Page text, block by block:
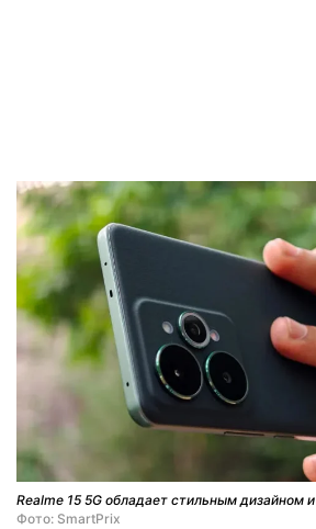
Realme 15 5G обладает стильным дизайном
Фото: SmartPrix